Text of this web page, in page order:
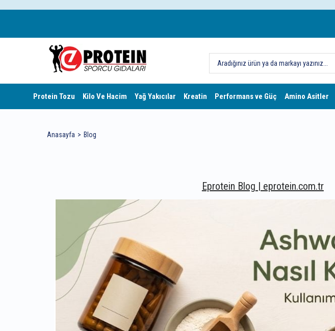
Protein Tozu Kilo Ve Hacim Yağ Yakıcılar Kreatin Performans ve Güç Amino Asitler
Anasayfa Blog
Eprotein Blog | eprotein.com.tr